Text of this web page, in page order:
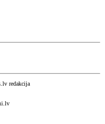
redakcija